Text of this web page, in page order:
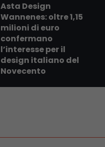
Asta Design
Wannenes: oltre 1,15
milioni di euro
confermano
l’interesse per il
design italiano del
Novecento